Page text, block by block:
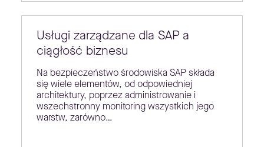
Usługi zarządzane dla SAP a
ciągłość biznesu
Na bezpieczeństwo środowiska SAP składa
się wiele elementów, od odpowiedniej
architektury, poprzez administrowanie i
wszechstronny monitoring wszystkich jego
warstw, zarówno…